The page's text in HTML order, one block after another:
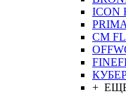
ICON
CM
+